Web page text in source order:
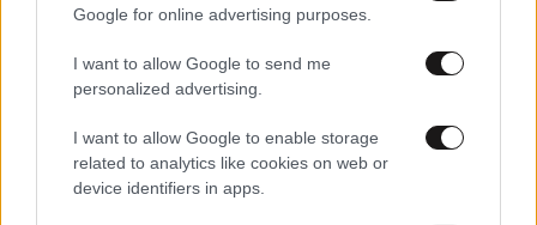
Google for online advertising purposes.
I want to allow Google to send me
personalized advertising.
I want to allow Google to enable storage
related to analytics like cookies on web or
device identifiers in apps.